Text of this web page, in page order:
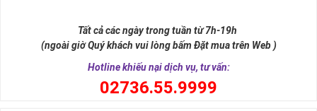
Tất cả các ngày trong tuần từ 7h-19h
(ngoài giờ Quý khách vui lòng bấm Đặt mua trên Web )
Hotline khiếu nại dịch vụ, tư vấn:
02736.55.9999